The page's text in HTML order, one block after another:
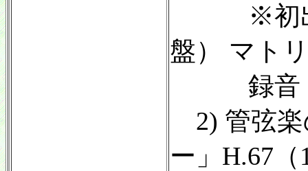
※初出：
盤） マト
録音：
2) 管弦楽
ー」H.67